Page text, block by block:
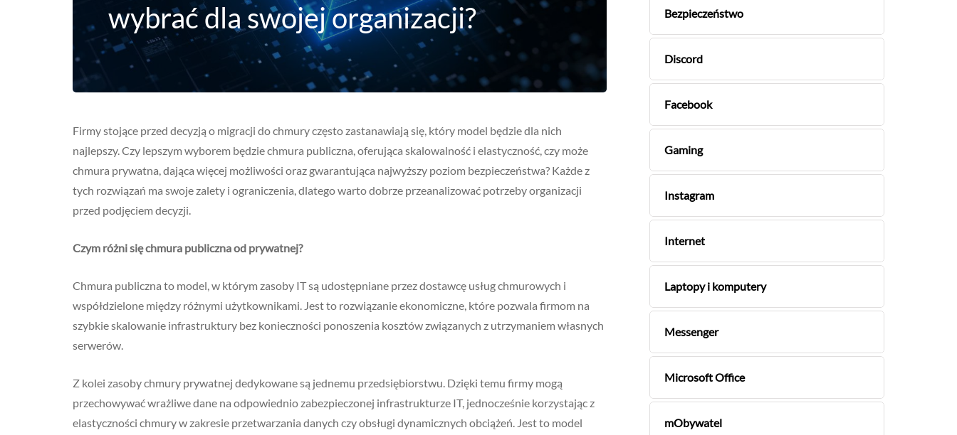
wybrać dla swojej organizacji?
Firmy stojące przed decyzją o migracji do chmury często zastanawiają się, który model będzie dla nich
najlepszy. Czy lepszym wyborem będzie chmura publiczna, oferująca skalowalność i elastyczność, czy może
chmura prywatna, dająca więcej możliwości oraz gwarantująca najwyższy poziom bezpieczeństwa? Każde z
tych rozwiązań ma swoje zalety i ograniczenia, dlatego warto dobrze przeanalizować potrzeby organizacji
przed podjęciem decyzji.
Czym różni się chmura publiczna od prywatnej?
Chmura publiczna to model, w którym zasoby IT są udostępniane przez dostawcę usług chmurowych i
współdzielone między różnymi użytkownikami. Jest to rozwiązanie ekonomiczne, które pozwala firmom na
szybkie skalowanie infrastruktury bez konieczności ponoszenia kosztów związanych z utrzymaniem własnych
serwerów.
Z kolei zasoby chmury prywatnej dedykowane są jednemu przedsiębiorstwu. Dzięki temu firmy mogą
przechowywać wrażliwe dane na odpowiednio zabezpieczonej infrastrukturze IT, jednocześnie korzystając z
elastyczności chmury w zakresie przetwarzania danych czy obsługi dynamicznych obciążeń. Jest to model
Bezpieczeństwo
Discord
Facebook
Gaming
Instagram
Internet
Laptopy i komputery
Messenger
Microsoft Office
mObywatel